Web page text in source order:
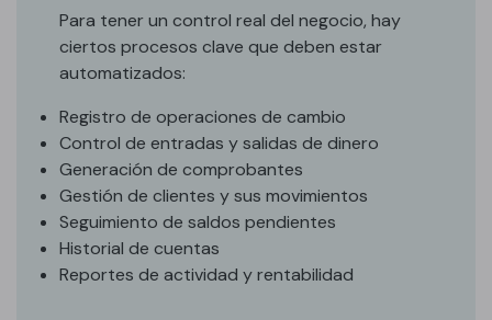
Para tener un control real del negocio, hay
ciertos procesos clave que deben estar
automatizados:
Registro de operaciones de cambio
Control de entradas y salidas de dinero
Generación de comprobantes
Gestión de clientes y sus movimientos
Seguimiento de saldos pendientes
Historial de cuentas
Reportes de actividad y rentabilidad